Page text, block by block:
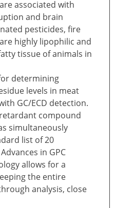
associated with
and brain
pesticides, fire
highly lipophilic and
tissue of animals in
determining
levels in meat
GC/ECD detection.
compound
simultaneously
list of 20
in GPC
allows for a
the entire
analysis, close